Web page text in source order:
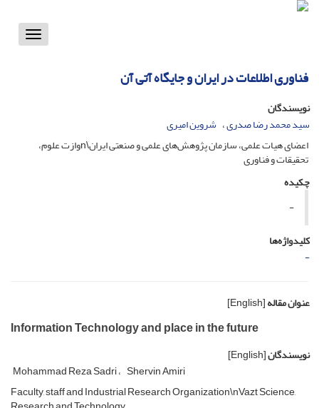
Toggle
فناوری اطلاعات در ایران و جایگاه آتی آن
نویسندگان
سید محمد رضا صدری شروین امیری
اعضای هیات علمی، سازمان پژوهش‌های علمی و صنعتی ایران\nوازت علوم،
تحقیقات و فناوری
چکیده
-
کلیدواژه‌ها
-
عنوان مقاله[English]
Information Technology and place in the future
نویسندگان[English]
Mohammad Reza Sadri Shervin Amiri
Faculty, staff and Industrial Research Organization\nVazt Science,